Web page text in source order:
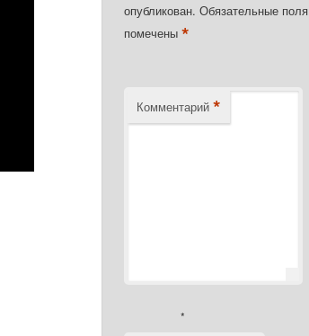
опубликован. Обязательные поля
помечены*
Комментарий *
*